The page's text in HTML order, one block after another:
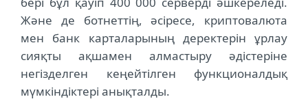
Және де ботнеттің, әсіресе, криптовалюта
мен банк карталарының деректерін ұрлау
сияқты ақшамен алмастыру әдістеріне
негізделген кеңейтілген функционалдық
мүмкіндіктері анықталды.